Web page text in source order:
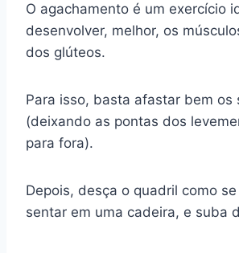
O agachamento é um exercício
desenvolver, melhor, os
dos glúteos.
Para isso, basta afastar bem os
(deixando as pontas dos
para fora).
Depois, desça o quadril como
sentar em uma cadeira, e suba